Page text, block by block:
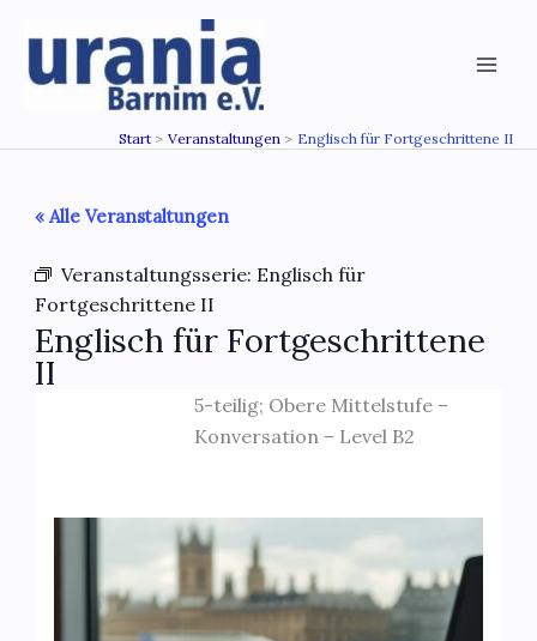
Inhalt
springen
Start Veranstaltungen Englisch für Fortgeschrittene II
« Alle Veranstaltungen
Veranstaltungsserie: Englisch für
Fortgeschrittene II
Englisch für Fortgeschrittene
II
5-teilig; Obere Mittelstufe –
Konversation – Level B2